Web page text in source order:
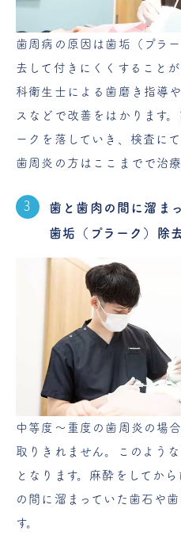
歯周病の原因は歯垢（プラ
去して付きにくくすること
科衛生士による歯磨き指導
スなどで改善をはかります
ークを落していき、検査に
歯周炎の方はここまでで治療
歯と歯肉の間に溜ま
歯垢（プラーク）除
中等度～重度の歯周炎の場
取りきれません。このよう
となります。麻酔をしてか
の間に溜まっていた歯石や
す。